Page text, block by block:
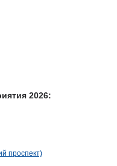
2026:
проспект)